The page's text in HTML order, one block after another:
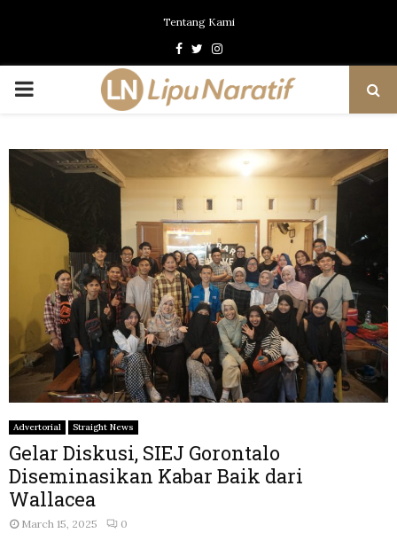
Tentang Kami
Facebook
TwitterInstagram
PRIMARY
Advertorial Straight News
Gelar Diskusi, SIEJ Gorontalo
Diseminasikan Kabar Baik dari
Wallacea
March 15, 2025 0